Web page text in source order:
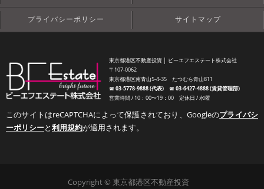
プライバシーポリシー サイトマップ
東京都港区不動産投資 │ ビーエフエステート株式会社
〒107-0062
東京都港区南青山5-4-35 たつむら青山811
☎︎03-5778-9888 (代表)☎︎03-6427-4888 (賃貸管理部)
営業時間 / 10：00〜19：00 定休日 / 水曜
このサイトはreCAPTCHAによって保護されており、Googleのプライバシ
ーポリシーと利用規約が適用されます。
Copyright © 東京都港区不動産投資